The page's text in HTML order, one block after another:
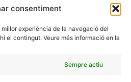
consentiment
experiència de la navegació del
el contingut. Veure més informació en la
Sempre actiu